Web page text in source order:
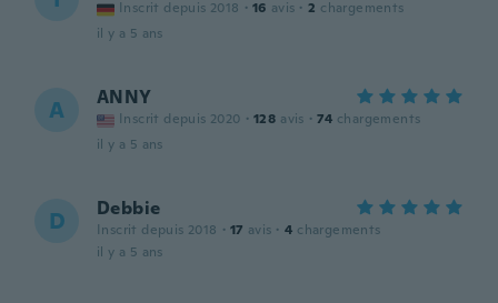
Inscrit depuis 2018 · 16 avis · 2 chargements
il y a 5 ans
A ANNY
Inscrit depuis 2020 · 128 avis · 74 chargements
il y a 5 ans
D Debbie
Inscrit depuis 2018 · 17 avis · 4 chargements
il y a 5 ans